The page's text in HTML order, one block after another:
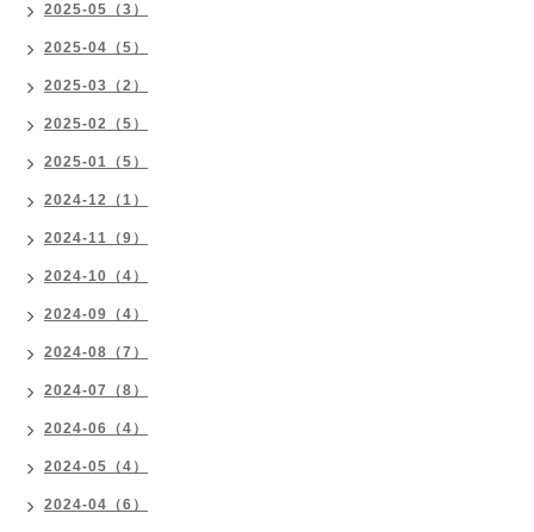
2025-05（3）
2025-04（5）
2025-03（2）
2025-02（5）
2025-01（5）
2024-12（1）
2024-11（9）
2024-10（4）
2024-09（4）
2024-08（7）
2024-07（8）
2024-06（4）
2024-05（4）
2024-04（6）